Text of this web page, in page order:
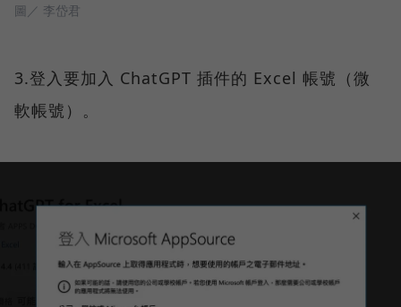
圖／ 李岱君
3.登入要加入 ChatGPT 插件的 Excel 帳號（微
軟帳號）。